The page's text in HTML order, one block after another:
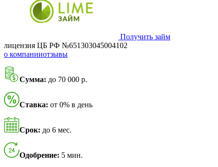
Получить займ
лицензия ЦБ РФ №651303045004102
о компанииотзывы
Сумма: до 70 000 р.
Ставка: от 0% в день
Срок: до 6 мес.
Одобрение: 5 мин.